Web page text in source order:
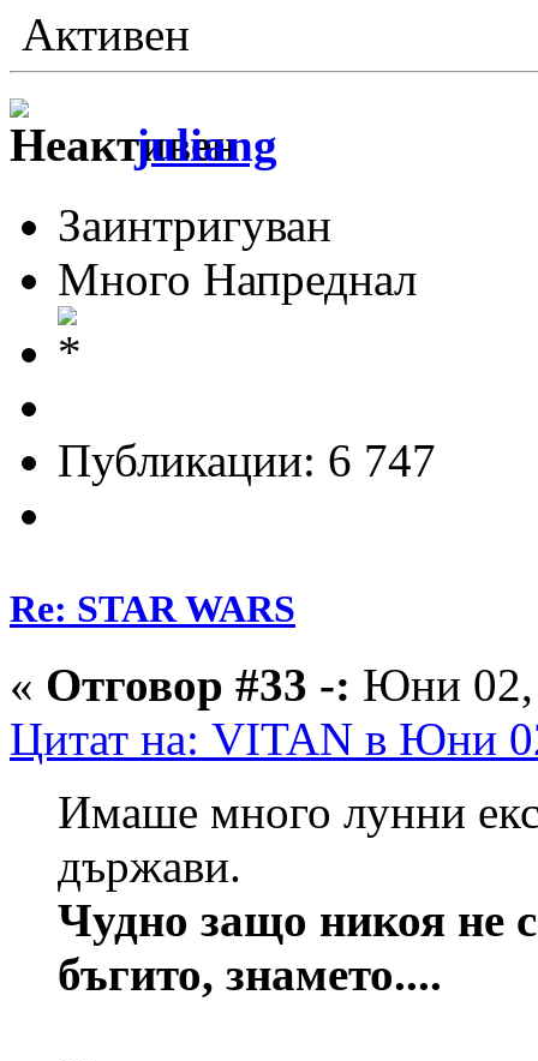
Активен
juliang
Заинтригуван
Много Напреднал
Публикации: 6 747
Re: STAR WARS
« Отговор #33 -: Юни 02,
Цитат на: VITAN в Юни
Имаше много лунни
държави.
Чудно защо никоя не
бъгито, знамето....